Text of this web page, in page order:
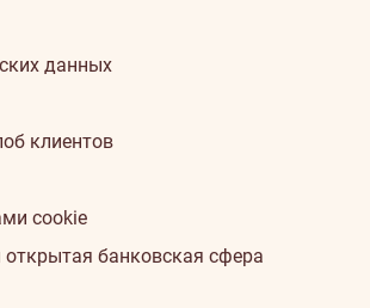
данных
клиентов
cookie
банковская сфера